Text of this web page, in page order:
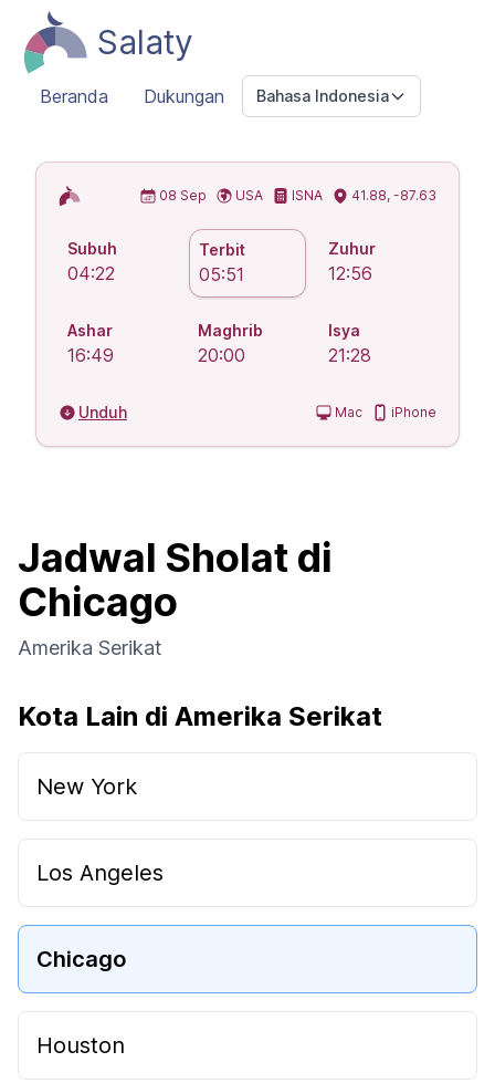
Salaty
Beranda Dukungan Bahasa Indonesia
Jadwal Sholat Islam
08 Sep USA ISNA 41.88, -87.63
Subuh
04:22
Terbit
05:51
Zuhur
12:56
Ashar
16:49
Maghrib
20:00
Isya
21:28
Unduh Mac iPhone
Jadwal Sholat di
Chicago
Amerika Serikat
Kota Lain di Amerika Serikat
New York
Los Angeles
Chicago
Houston